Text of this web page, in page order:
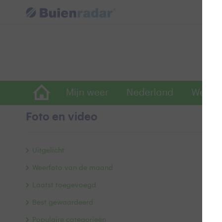
Mijn weer Nederland
Foto en video
Uitgelicht
Weerfoto van de maand
Laatst toegevoegd
Best gewaardeerd
Populaire categorieën